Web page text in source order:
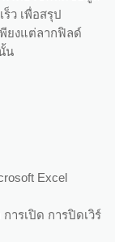
ว เพื่อสรุป
ยงแต่ลากฟิลด์
น
Excel
ารเปิด การปิดเวิร์